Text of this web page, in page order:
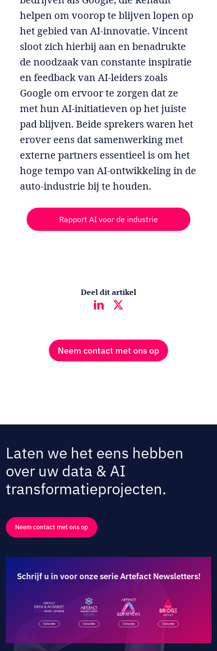
helpen om voorop te blijven lopen op
het gebied van AI-innovatie. Vincent
sloot zich hierbij aan en benadrukte
de noodzaak van constante inspiratie
en feedback van AI-leiders zoals
Google om ervoor te zorgen dat ze
met hun AI-initiatieven op het juiste
pad blijven. Beide sprekers waren het
erover eens dat samenwerking met
externe partners essentieel is om het
hoge tempo van AI-ontwikkeling in de
auto-industrie bij te houden.
Rapport AI voor de industrie
Deel dit artikel
Neem contact met ons op
Laten we het eens hebben
over uw data & AI
transformatieprojecten.
Neem contact met ons op
Schrijf u in voor onze serie Artefact Newsletters!